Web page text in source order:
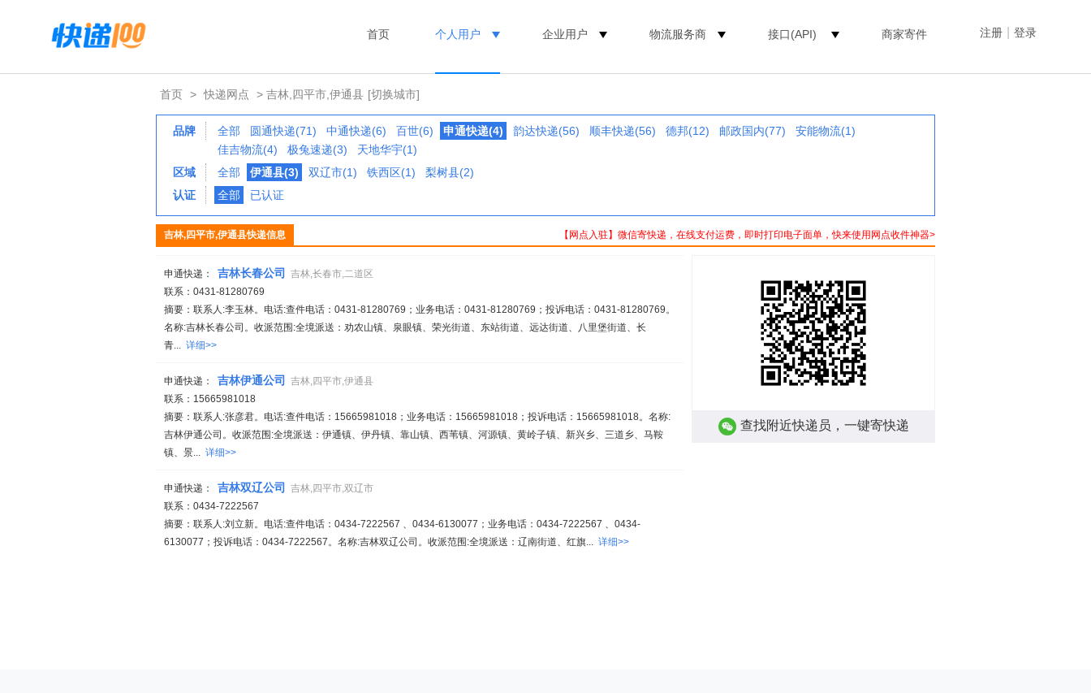
注册 登录
首页 个人用户 企业用户 物流服务商 接口(API) 商家寄件
首页 > 快递网点 > 吉林,四平市,伊通县 [切换城市]
品牌 全部 圆通快递(71) 中通快递(6) 百世(6) 申通快递(4) 韵达快递(56) 顺丰快递(56) 德邦(12) 邮政国内(77)
安能物流(1)
佳吉物流(4)
极兔速递(3)
天地华宇(1)
区域
全部 伊通县(3) 双辽市(1) 铁西区(1)
梨树县(2)
认证
全部 已认证
【网点入驻】微信寄快递，在线支付运费，即时打印电子面单，快来使用网点收件神器>
吉林,四平市,伊通县快递信息
申通快递： 吉林长春公司
吉林,长春市,二道区
联系：0431-81280769
摘要：联系人:李玉林。电话:查件电话：0431-81280769；业务电话：0431-81280769；投诉电话：0431-81280769。
名称:吉林长春公司。收派范围:全境派送：劝农山镇、泉眼镇、荣光街道、东站街道、远达街道、八里堡街道、长
青... 详细>>
申通快递： 吉林伊通公司
吉林,四平市,伊通县
联系：15665981018
摘要：联系人:张彦君。电话:查件电话：15665981018；业务电话：15665981018；投诉电话：15665981018。名称:
吉林伊通公司。收派范围:全境派送：伊通镇、伊丹镇、靠山镇、西苇镇、河源镇、黄岭子镇、新兴乡、三道乡、马鞍
镇、景... 详细>>
申通快递： 吉林双辽公司
吉林,四平市,双辽市
联系：0434-7222567
摘要：联系人:刘立新。电话:查件电话：0434-7222567 、0434-6130077；业务电话：0434-7222567 、0434-
6130077；投诉电话：0434-7222567。名称:吉林双辽公司。收派范围:全境派送：辽南街道、红旗... 详细>>
查找附近快递员，一键寄快递